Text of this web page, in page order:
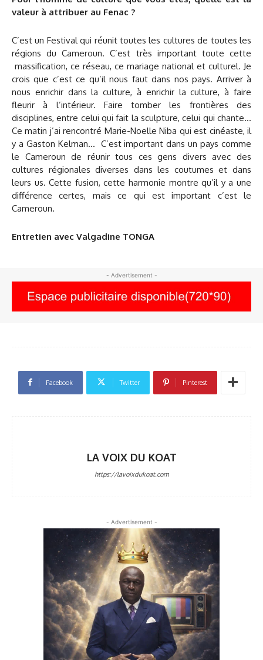
valeur à attribuer au Fenac ?
C’est un Festival qui réunit toutes les cultures de toutes les
régions du Cameroun. C’est très important toute cette
massification, ce réseau, ce mariage national et culturel. Je
crois que c’est ce qu’il nous faut dans nos pays. Arriver à
nous enrichir dans la culture, à enrichir la culture, à faire
fleurir à l’intérieur. Faire tomber les frontières des
disciplines, entre celui qui fait la sculpture, celui qui chante…
Ce matin j’ai rencontré Marie-Noelle Niba qui est cinéaste, il
y a Gaston Kelman… C’est important dans un pays comme
le Cameroun de réunir tous ces gens divers avec des
cultures régionales diverses dans les coutumes et dans
leurs us. Cette fusion, cette harmonie montre qu’il y a une
différence certes, mais ce qui est important c’est le
Cameroun.
Entretien avec Valgadine TONGA
- Advertisement -
Facebook Twitter Pinterest
LA VOIX DU KOAT
https://lavoixdukoat.com
- Advertisement -